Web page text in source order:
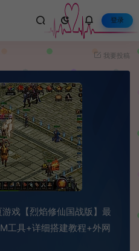
登录
我要投稿
戏【烈焰修仙国战版】最
工具+详细搭建教程+外网